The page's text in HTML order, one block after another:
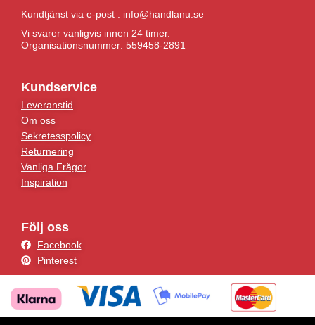
Kundtjänst via e-post : info@handlanu.se
Vi svarer vanligvis innen 24 timer.
Organisationsnummer: 559458-2891
Kundservice
Leveranstid
Om oss
Sekretesspolicy
Returnering
Vanliga Frågor
Inspiration
Följ oss
Facebook
Pinterest